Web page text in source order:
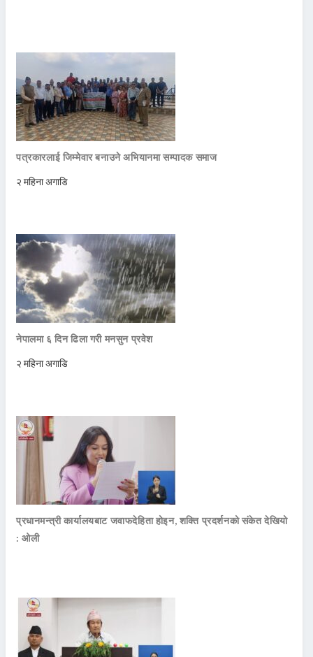
पत्रकारलाई जिम्मेवार बनाउने अभियानमा सम्पादक समाज
२ महिना अगाडि
नेपालमा ६ दिन ढिला गरी मनसुन प्रवेश
२ महिना अगाडि
प्रधानमन्त्री कार्यालयबाट जवाफदेहिता होइन, शक्ति प्रदर्शनको संकेत देखियो
: ओली